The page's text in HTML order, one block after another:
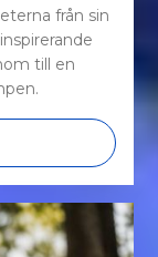
från sin
till en